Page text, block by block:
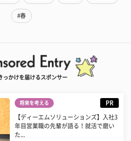
#春
っかけを届けるスポンサー
将来を考える PR
【ディーエムソリューションズ】入社3
年目営業職の先輩が語る！就活で磨い
た...